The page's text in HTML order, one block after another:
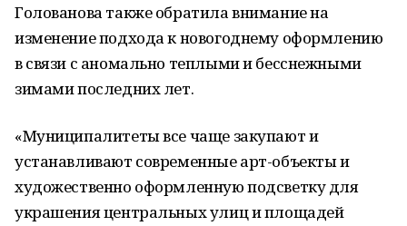
Голованова также обратила внимание на
изменение подхода к новогоднему оформлению
в связи с аномально теплыми и бесснежными
зимами последних лет.
«Муниципалитеты все чаще закупают и
устанавливают современные арт-объекты и
художественно оформленную подсветку для
украшения центральных улиц и площадей